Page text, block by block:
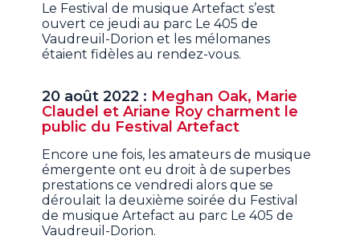
Le Festival de musique Artefact s’est
ouvert ce jeudi au parc Le 405 de
Vaudreuil-Dorion et les mélomanes
étaient fidèles au rendez-vous.
20 août 2022 : Meghan Oak, Marie
Claudel et Ariane Roy charment le
public du Festival Artefact
Encore une fois, les amateurs de musique
émergente ont eu droit à de superbes
prestations ce vendredi alors que se
déroulait la deuxième soirée du Festival
de musique Artefact au parc Le 405 de
Vaudreuil-Dorion.